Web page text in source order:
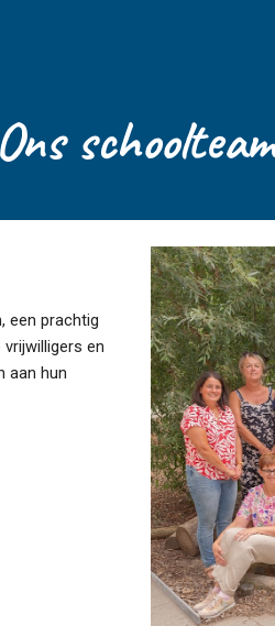
Ons schoolteam
een prachtig
en
aan hun